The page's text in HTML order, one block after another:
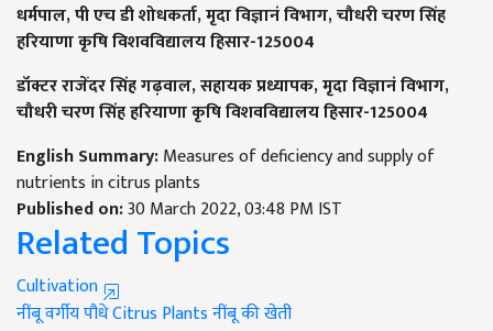
धर्मपाल,पी एच डी शोधकर्ता,मृदा विज्ञानं विभाग,चौधरी चरण सिंह
हरियाणा कृषि विशवविद्यालय हिसार-125004
डॉक्टर राजेंदर सिंह गढ़वाल,सहायक प्रध्यापक,मृदा विज्ञानं विभाग,
चौधरी चरण सिंह हरियाणा कृषि विशवविद्यालय हिसार-125004
English Summary:Measures of deficiency and supply of
nutrients in citrus plants
Published on:30 March 2022, 03:48 PM IST
Related Topics
Cultivation
नींबू वर्गीय पौधेCitrus Plantsनींबू की खेती